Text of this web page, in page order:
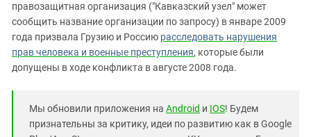
правозащитная организация ("Кавказский узел" может
сообщить название организации по запросу) в январе 2009
года призвала Грузию и Россию расследовать нарушения
прав человека и военные преступления, которые были
допущены в ходе конфликта в августе 2008 года.
Мы обновили приложения на Android и IOS! Будем
признательны за критику, идеи по развитию как в Google